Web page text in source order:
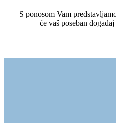
S ponosom Vam
će vaš poseban